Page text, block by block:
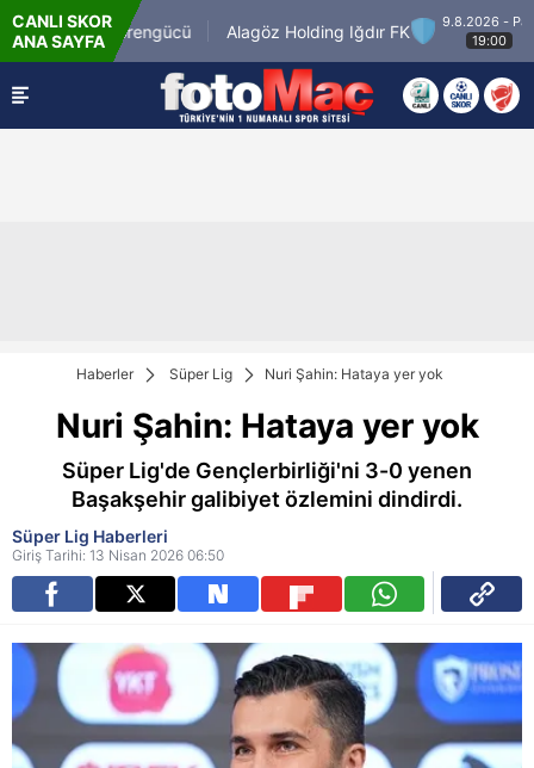
CANLI SKOR
ANA SAYFAKeçiörengücü Alagöz Holding Iğdır FK
9.8.2026 - Paz
19:00
Haberler Süper Lig Nuri Şahin: Hataya yer yok
Nuri Şahin: Hataya yer yok
Süper Lig'de Gençlerbirliği'ni 3-0 yenen
Başakşehir galibiyet özlemini dindirdi.
Süper Lig Haberleri
Giriş Tarihi: 13 Nisan 2026 06:50